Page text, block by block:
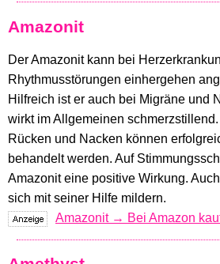
Amazonit
Der Amazonit kann bei
Rhythmusstörungen einhergehen
Hilfreich ist er auch bei Migräne und
wirkt im Allgemeinen
Rücken und Nacken können
behandelt werden. Auf
Amazonit eine positive Wirkung.
sich mit seiner Hilfe mildern.
Amazonit → Bei Amazon